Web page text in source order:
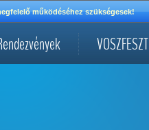
működéséhez szükségesek!
VOSZFESZT